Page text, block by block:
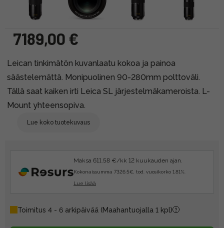
7189,00 €
Leican tinkimätön kuvanlaatu kokoa ja painoa
säästelemättä. Monipuolinen 90-280mm polttoväli.
Tällä saat kaiken irti Leica SL järjestelmäkameroista. L-
Mount yhteensopiva.
Lue koko tuotekuvaus
Maksa 611.58 €/kk 12 kuukauden ajan.
Kokonaissumma 7326.5€, tod. vuosikorko 1.81%.
Lue lisää
Toimitus 4 - 6 arkipäivää (Maahantuojalla 1 kpl)